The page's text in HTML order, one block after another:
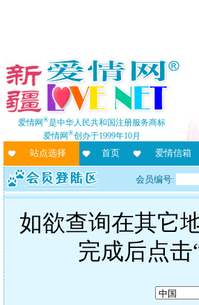
爱情网®是中华人民共和国注册服务商标
爱情网®创办于1999年10月
站点选择 首页 爱情信箱
会员编号:
如欲查询在其它
完成后点